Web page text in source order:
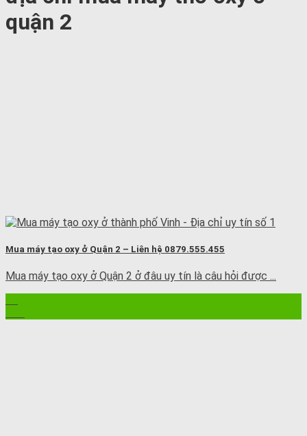
quận 2
Mua máy tạo oxy ở Quận 2 – Liên hệ 0879.555.455
Mua máy tạo oxy ở Quận 2 ở đâu uy tín là câu hỏi được ...